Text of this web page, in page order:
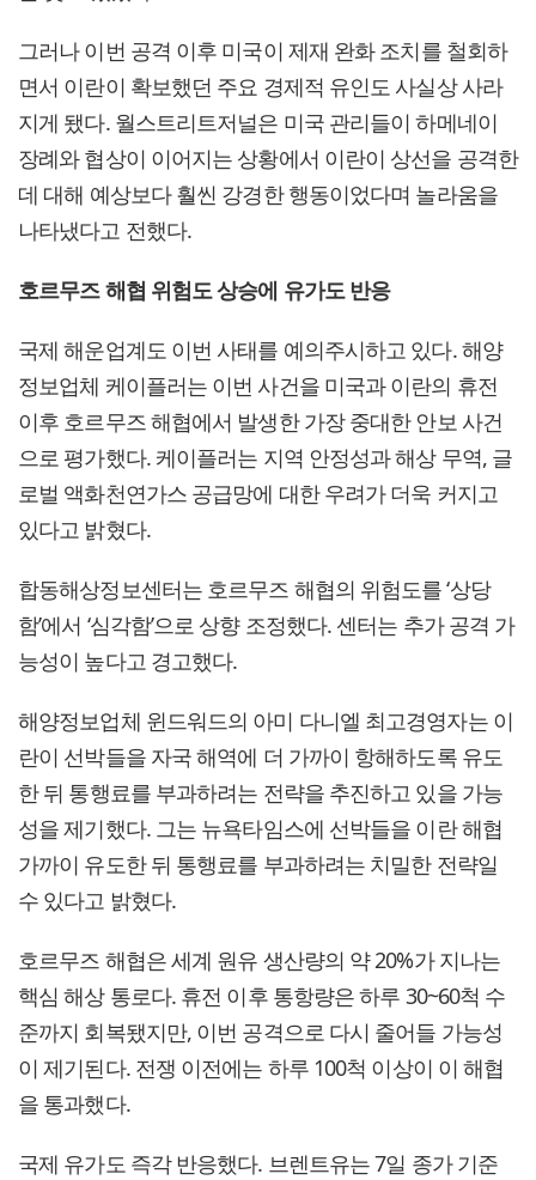
그러나 이번 공격 이후 미국이 제재 완화 조치를 철회하
면서 이란이 확보했던 주요 경제적 유인도 사실상 사라
지게 됐다. 월스트리트저널은 미국 관리들이 하메네이
장례와 협상이 이어지는 상황에서 이란이 상선을 공격한
데 대해 예상보다 훨씬 강경한 행동이었다며 놀라움을
나타냈다고 전했다.
호르무즈 해협 위험도 상승에 유가도 반응
국제 해운업계도 이번 사태를 예의주시하고 있다. 해양
정보업체 케이플러는 이번 사건을 미국과 이란의 휴전
이후 호르무즈 해협에서 발생한 가장 중대한 안보 사건
으로 평가했다. 케이플러는 지역 안정성과 해상 무역, 글
로벌 액화천연가스 공급망에 대한 우려가 더욱 커지고
있다고 밝혔다.
합동해상정보센터는 호르무즈 해협의 위험도를 ‘상당
함’에서 ‘심각함’으로 상향 조정했다. 센터는 추가 공격 가
능성이 높다고 경고했다.
해양정보업체 윈드워드의 아미 다니엘 최고경영자는 이
란이 선박들을 자국 해역에 더 가까이 항해하도록 유도
한 뒤 통행료를 부과하려는 전략을 추진하고 있을 가능
성을 제기했다. 그는 뉴욕타임스에 선박들을 이란 해협
가까이 유도한 뒤 통행료를 부과하려는 치밀한 전략일
수 있다고 밝혔다.
호르무즈 해협은 세계 원유 생산량의 약 20%가 지나는
핵심 해상 통로다. 휴전 이후 통항량은 하루 30~60척 수
준까지 회복됐지만, 이번 공격으로 다시 줄어들 가능성
이 제기된다. 전쟁 이전에는 하루 100척 이상이 이 해협
을 통과했다.
국제 유가도 즉각 반응했다. 브렌트유는 7일 종가 기준